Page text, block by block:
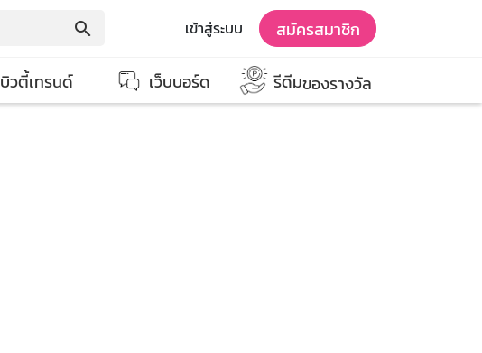
search เข้าสู่ระบบ สมัครสมาชิก
บิวตี้เทรนด์ เว็บบอร์ด รีดีมของรางวัล